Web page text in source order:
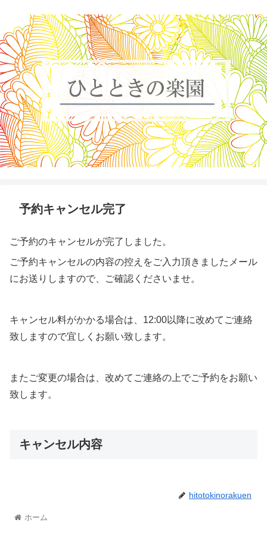
予約キャンセル完了
ご予約のキャンセルが完了しました。
ご予約キャンセルの内容の控えをご入力頂きましたメール
にお送りしますので、ご確認くださいませ。
キャンセル料がかかる場合は、12:00以降に改めてご連絡
致しますので宜しくお願い致します。
またご変更の場合は、改めてご連絡の上でご予約をお願い
致します。
キャンセル内容
hitotokinorakuen
ホーム